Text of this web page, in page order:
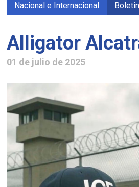
Nacional e Internacional
Alligator
01 de julio de 2025